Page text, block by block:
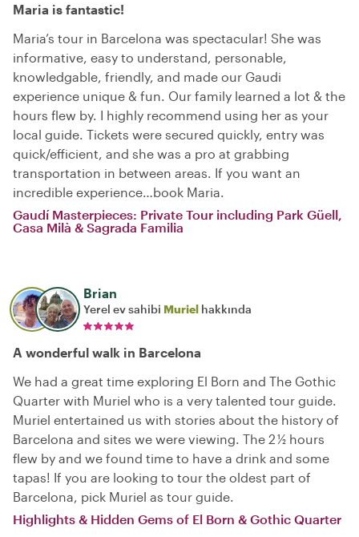
Maria is fantastic!
Maria’s tour in Barcelona was spectacular! She was
informative, easy to understand, personable,
knowledgable, friendly, and made our Gaudi
experience unique & fun. Our family learned a lot & the
hours flew by. I highly recommend using her as your
local guide. Tickets were secured quickly, entry was
quick/efficient, and she was a pro at grabbing
transportation in between areas. If you want an
incredible experience…book Maria.
Gaudí Masterpieces: Private Tour including Park Güell,
Casa Milà & Sagrada Familia
Brian
Yerel ev sahibi Muriel hakkında
A wonderful walk in Barcelona
We had a great time exploring El Born and The Gothic
Quarter with Muriel who is a very talented tour guide.
Muriel entertained us with stories about the history of
Barcelona and sites we were viewing. The 2 ½ hours
flew by and we found time to have a drink and some
tapas! If you are looking to tour the oldest part of
Barcelona, pick Muriel as tour guide.
Highlights & Hidden Gems of El Born & Gothic Quarter